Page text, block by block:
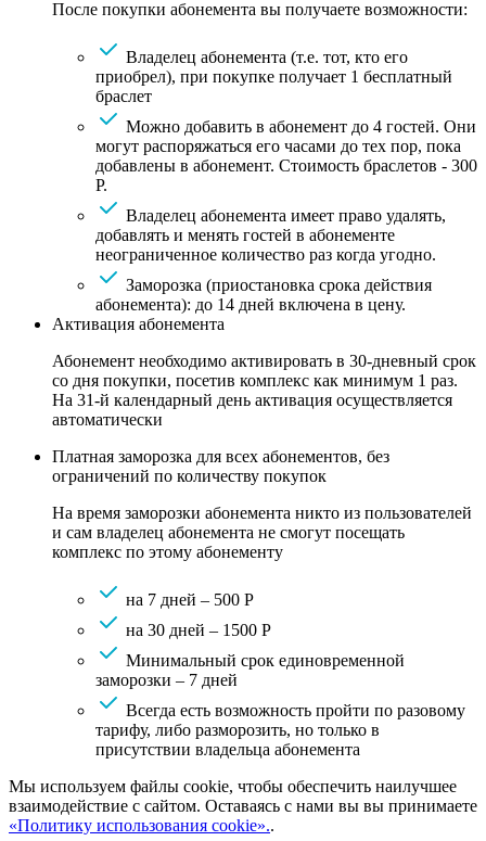
После покупки абонемента вы получаете возможности:
Владелец абонемента (т.е. тот, кто его
приобрел), при покупке получает 1 бесплатный
браслет
Можно добавить в абонемент до 4 гостей. Они
могут распоряжаться его часами до тех пор, пока
добавлены в абонемент. Стоимость браслетов - 300
Р.
Владелец абонемента имеет право удалять,
добавлять и менять гостей в абонементе
неограниченное количество раз когда угодно.
Заморозка (приостановка срока действия
абонемента): до 14 дней включена в цену.
Активация абонемента
Абонемент необходимо активировать в 30-дневный срок
со дня покупки, посетив комплекс как минимум 1 раз.
На 31-й календарный день активация осуществляется
автоматически
Платная заморозка для всех абонементов, без
ограничений по количеству покупок
На время заморозки абонемента никто из пользователей
и сам владелец абонемента не смогут посещать
комплекс по этому абонементу
на 7 дней – 500 Р
на 30 дней – 1500 Р
Минимальный срок единовременной
заморозки – 7 дней
Всегда есть возможность пройти по разовому
тарифу, либо разморозить, но только в
присутствии владельца абонемента
Мы используем файлы cookie, чтобы обеспечить наилучшее
взаимодействие с сайтом. Оставаясь с нами вы вы принимаете
«Политику использования cookie»..